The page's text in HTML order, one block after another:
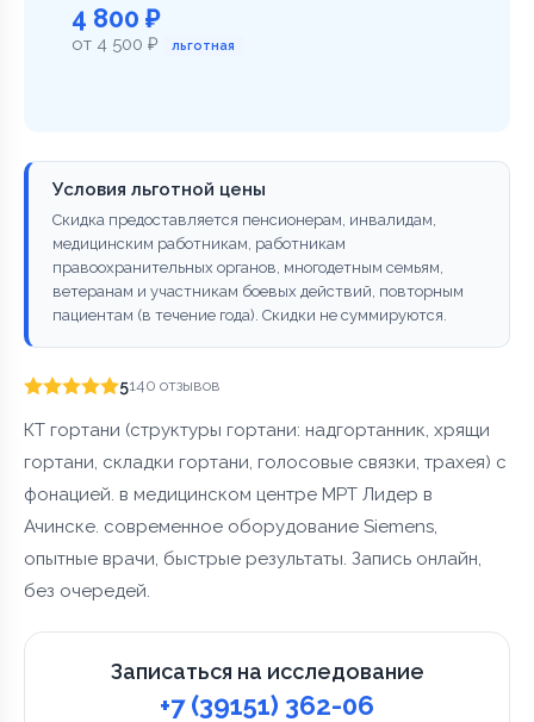
4 800 ₽
от 4 500 ₽ льготная
Условия льготной цены
Скидка предоставляется пенсионерам, инвалидам,
медицинским работникам, работникам
правоохранительных органов, многодетным семьям,
ветеранам и участникам боевых действий, повторным
пациентам (в течение года). Скидки не суммируются.
5140 отзывов
КТ гортани (структуры гортани: надгортанник, хрящи
гортани, складки гортани, голосовые связки, трахея) с
фонацией. в медицинском центре МРТ Лидер в
Ачинске. современное оборудование Siemens,
опытные врачи, быстрые результаты. Запись онлайн,
без очередей.
Записаться на исследование
+7 (39151) 362-06